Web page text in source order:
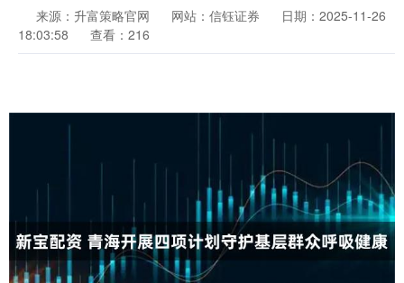
来源：升富策略官网 网站：信钰证券
日期：2025-11-26
18:03:58
查看：216